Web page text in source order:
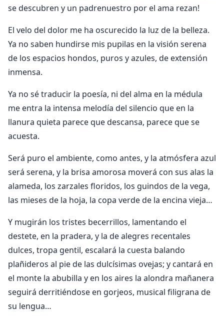
se descubren y un padrenuestro por el ama rezan!
El velo del dolor me ha oscurecido la luz de la belleza.
Ya no saben hundirse mis pupilas en la visión serena
de los espacios hondos, puros y azules, de extensión
inmensa.
Ya no sé traducir la poesía, ni del alma en la médula
me entra la intensa melodía del silencio que en la
llanura quieta parece que descansa, parece que se
acuesta.
Será puro el ambiente, como antes, y la atmósfera azul
será serena, y la brisa amorosa moverá con sus alas la
alameda, los zarzales floridos, los guindos de la vega,
las mieses de la hoja, la copa verde de la encina vieja…
Y mugirán los tristes becerrillos, lamentando el
destete, en la pradera, y la de alegres recentales
dulces, tropa gentil, escalará la cuesta balando
plañideros al pie de las dulcísimas ovejas; y cantará en
el monte la abubilla y en los aires la alondra mañanera
seguirá derritiéndose en gorjeos, musical filigrana de
su lengua…